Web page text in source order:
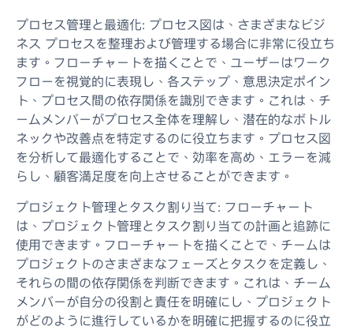
プロセス管理と最適化: プロセス図は、さまざまなビジ
ネス プロセスを整理および管理する場合に非常に役立ち
ます。フローチャートを描くことで、ユーザーはワーク
フローを視覚的に表現し、各ステップ、意思決定ポイン
ト、プロセス間の依存関係を識別できます。これは、チ
ームメンバーがプロセス全体を理解し、潜在的なボトル
ネックや改善点を特定するのに役立ちます。プロセス図
を分析して最適化することで、効率を高め、エラーを減
らし、顧客満足度を向上させることができます。
プロジェクト管理とタスク割り当て: フローチャート
は、プロジェクト管理とタスク割り当ての計画と追跡に
使用できます。フローチャートを描くことで、チームは
プロジェクトのさまざまなフェーズとタスクを定義し、
それらの間の依存関係を判断できます。これは、チーム
メンバーが自分の役割と責任を明確にし、プロジェクト
がどのように進行しているかを明確に把握するのに役立